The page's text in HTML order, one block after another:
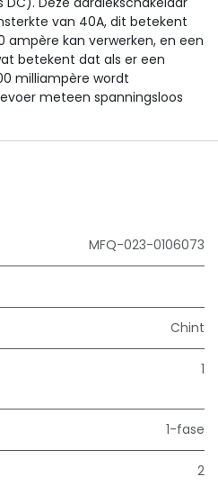
van 40A, dit betekent
kan verwerken, en een
betekent dat als er een
milliampère wordt
meteen spanningsloos
MFQ-023-0106073
Chint
1
1-fase
2